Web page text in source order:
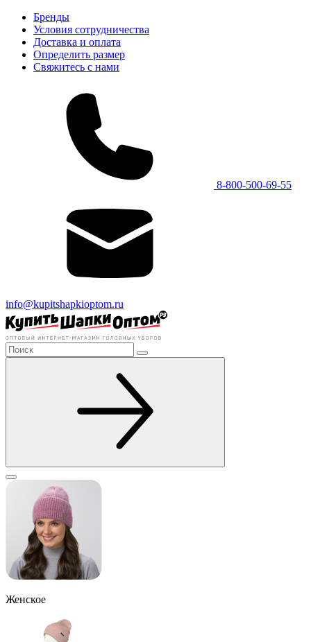
Бренды
Условия сотрудничества
Доставка и оплата
Определить размер
Свяжитесь с нами
8-800-500-69-55
info@kupitshapkioptom.ru
Женское